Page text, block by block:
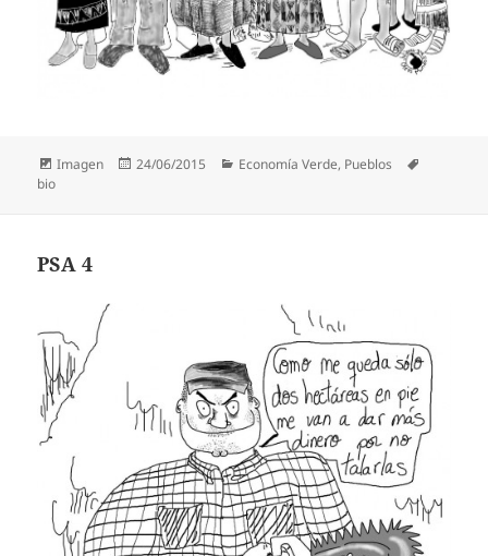
Formato
Imagen
Publicado
24/06/2015 Categorías
Economía Verde, Pueblos
bio
PSA 4